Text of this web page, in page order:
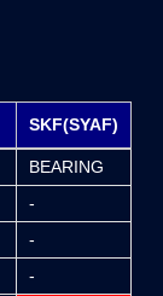
SKF(SYAF)
BEARING
-
-
-